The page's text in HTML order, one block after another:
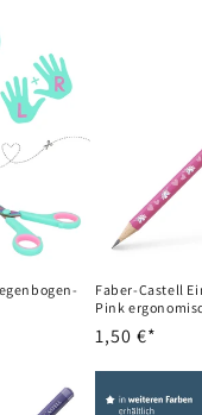
Faber-Castell
Pink
Normaler
1,50 €*